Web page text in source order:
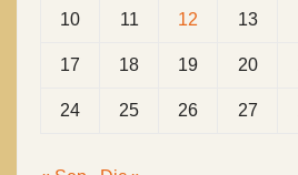
10 11 12 13
17 18 19 20
24 25 26 27